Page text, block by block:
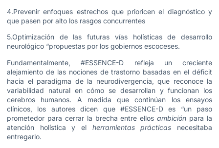
4.Prevenir enfoques estrechos que prioricen el diagnóstico y
que pasen por alto los rasgos concurrentes
5.Optimización de las futuras vías holísticas de desarrollo
neurológico “propuestas por los gobiernos escoceses.
Fundamentalmente, #ESSENCE-D refleja un creciente
alejamiento de las nociones de trastorno basadas en el déficit
hacia el paradigma de la neurodivergencia, que reconoce la
variabilidad natural en cómo se desarrollan y funcionan los
cerebros humanos. A medida que continúan los ensayos
clínicos, los autores dicen que #ESSENCE-D es “un paso
prometedor para cerrar la brecha entre ellosambición para la
atención holística y el herramientas prácticas necesitaba
entregarlo.